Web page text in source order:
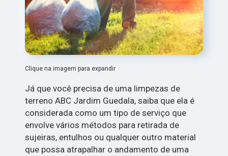
Clique na imagem para expandir
Já que você precisa de uma limpezas de
terreno ABC Jardim Guedala, saiba que ela é
considerada como um tipo de serviço que
envolve vários métodos para retirada de
sujeiras, entulhos ou qualquer outro material
que possa atrapalhar o andamento de uma